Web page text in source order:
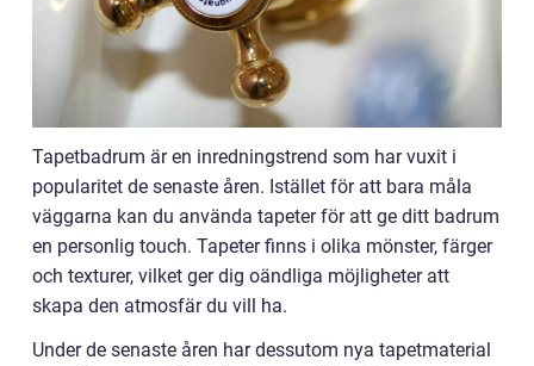
Tapetbadrum är en inredningstrend som har vuxit i
popularitet de senaste åren. Istället för att bara måla
väggarna kan du använda tapeter för att ge ditt badrum
en personlig touch. Tapeter finns i olika mönster, färger
och texturer, vilket ger dig oändliga möjligheter att
skapa den atmosfär du vill ha.
Under de senaste åren har dessutom nya tapetmaterial